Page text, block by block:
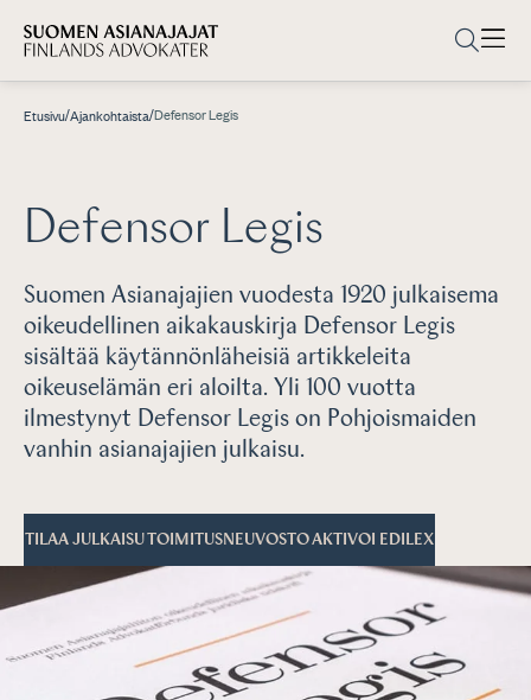
Etusivu/Ajankohtaista/Defensor Legis
Defensor Legis
Suomen Asianajajien vuodesta 1920 julkaisema
oikeudellinen aikakauskirja Defensor Legis
sisältää käytännönläheisiä artikkeleita
oikeuselämän eri aloilta. Yli 100 vuotta
ilmestynyt Defensor Legis on Pohjoismaiden
vanhin asianajajien julkaisu.
TILAA JULKAISUTOIMITUSNEUVOSTOAKTIVOI EDILEX